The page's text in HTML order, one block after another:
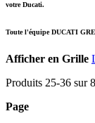
votre Ducati.
Toute l'équipe DUCATI
Afficher en Grille
Produits 25-36 sur
Page